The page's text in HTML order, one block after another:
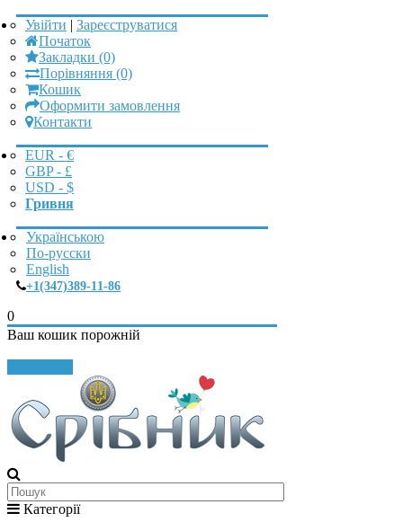
Увійти | Зареєструватися
Початок
Закладки (0)
Порівняння (0)
Кошик
Оформити замовлення
Контакти
EUR - €
GBP - £
USD - $
Гривня
Українською
По-русски
English
+1(347)389-11-86
0
Ваш кошик порожній
Категорії